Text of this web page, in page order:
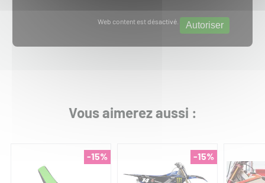
Web content est désactivé. Autoriser
Vous aimerez aussi :
-15% -15%